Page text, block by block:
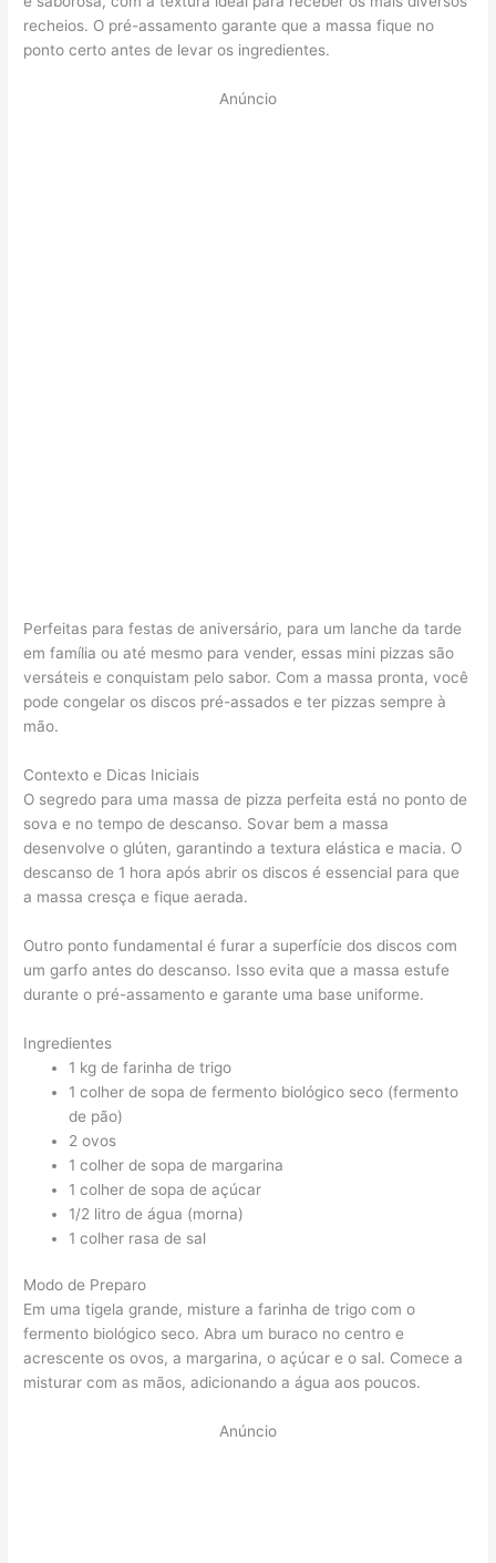
recheios. O pré-assamento garante que a massa fique no
ponto certo antes de levar os ingredientes.
Anúncio
Perfeitas para festas de aniversário, para um lanche da tarde
em família ou até mesmo para vender, essas mini pizzas são
versáteis e conquistam pelo sabor. Com a massa pronta, você
pode congelar os discos pré-assados e ter pizzas sempre à
mão.
Contexto e Dicas Iniciais
O segredo para uma massa de pizza perfeita está no ponto de
sova e no tempo de descanso. Sovar bem a massa
desenvolve o glúten, garantindo a textura elástica e macia. O
descanso de 1 hora após abrir os discos é essencial para que
a massa cresça e fique aerada.
Outro ponto fundamental é furar a superfície dos discos com
um garfo antes do descanso. Isso evita que a massa estufe
durante o pré-assamento e garante uma base uniforme.
Ingredientes
1 kg de farinha de trigo
1 colher de sopa de fermento biológico seco (fermento
de pão)
2 ovos
1 colher de sopa de margarina
1 colher de sopa de açúcar
1/2 litro de água (morna)
1 colher rasa de sal
Modo de Preparo
Em uma tigela grande, misture a farinha de trigo com o
fermento biológico seco. Abra um buraco no centro e
acrescente os ovos, a margarina, o açúcar e o sal. Comece a
misturar com as mãos, adicionando a água aos poucos.
Anúncio